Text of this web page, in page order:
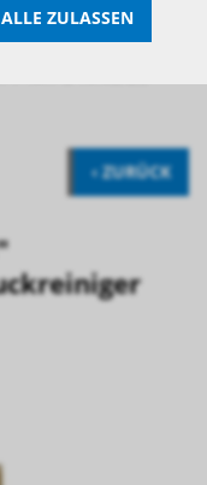
‹ ZURÜCK
ALLE ZULASSEN